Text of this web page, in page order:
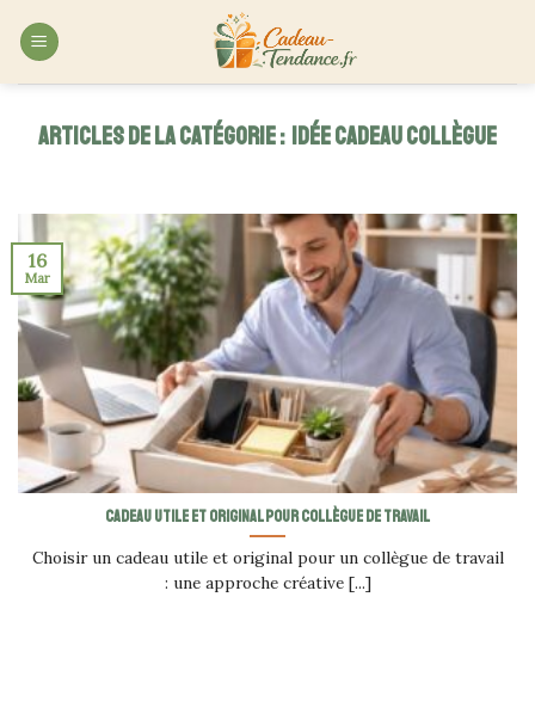
IDÉE CADEAU COLLÈGUE
Cadeau utile et original pour collègue de travail
Choisir un cadeau utile et original pour un collègue de travail
: une approche créative [...]
16
Mar